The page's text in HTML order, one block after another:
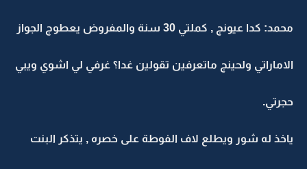
محمد: كدا عيونج , كملتي 30 سنة والمفروض يعطوج الجواز
الاماراتي ولحينج ماتعرفين تقولين غدا؟ غرفي لي اشوي ويبي
حجرتي.
ياخذ له شور ويطلع لاف الفوطة على خصره , يتذكر البنت